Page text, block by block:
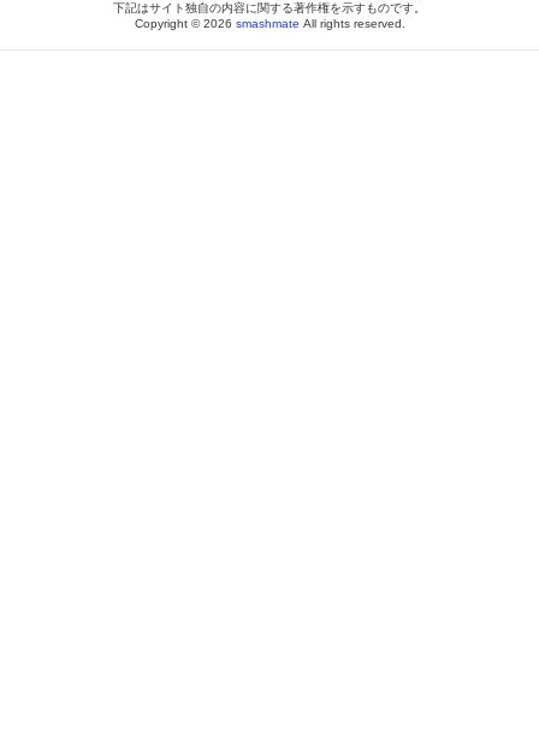
下記はサイト独自の内容に関する著作権を示すものです。
Copyright © 2026 smashmate All rights reserved.